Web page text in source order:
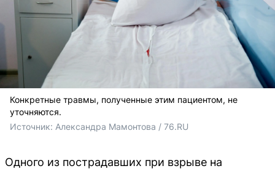
Конкретные травмы, полученные этим пациентом, не
уточняются.
Источник: Александра Мамонтова / 76.RU
Одного из пострадавших при взрыве на